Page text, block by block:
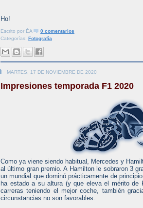
Ho!
Escrito por ÉA
0 comentarios
Categorías: Fotografía
MARTES, 17 DE NOVIEMBRE DE 2020
Impresiones temporada F1 2020
Como ya viene siendo habitual, Mercedes y
al último gran premio. A Hamilton le sobraron 3
un mundial que dominó prácticamente de
ha estado a su altura (y que eleva el mérito
carreras teniendo el mejor coche, también
circunstancias no son favorables.